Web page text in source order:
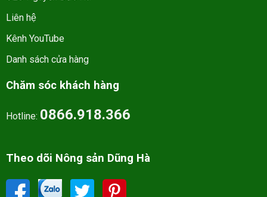
Liên hệ
Kênh YouTube
Danh sách cửa hàng
Chăm sóc khách hàng
Hotline: 0866.918.366
Theo dõi Nông sản Dũng Hà